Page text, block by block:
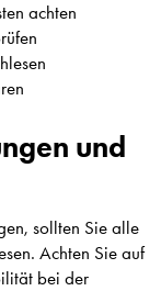
achten
und
sollten Sie alle
Achten Sie auf
bei der